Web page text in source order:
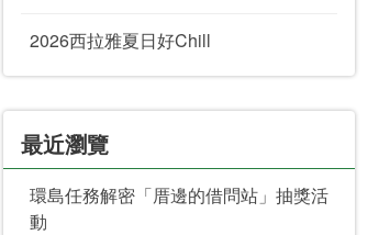
2026西拉雅夏日好Chill
最近瀏覽
環島任務解密「厝邊的借問站」抽獎活
動